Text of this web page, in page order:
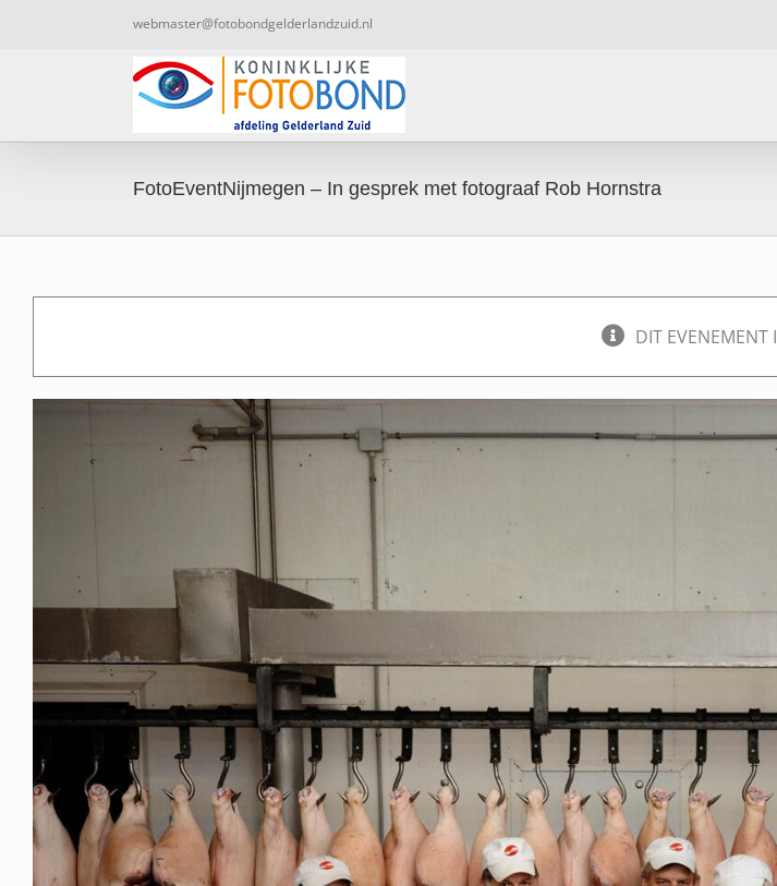
webmaster@fotobondgelderlandzuid.nl
FotoEventNijmegen – In gesprek met fotograaf Rob Hornstra
DIT EVENEMENT